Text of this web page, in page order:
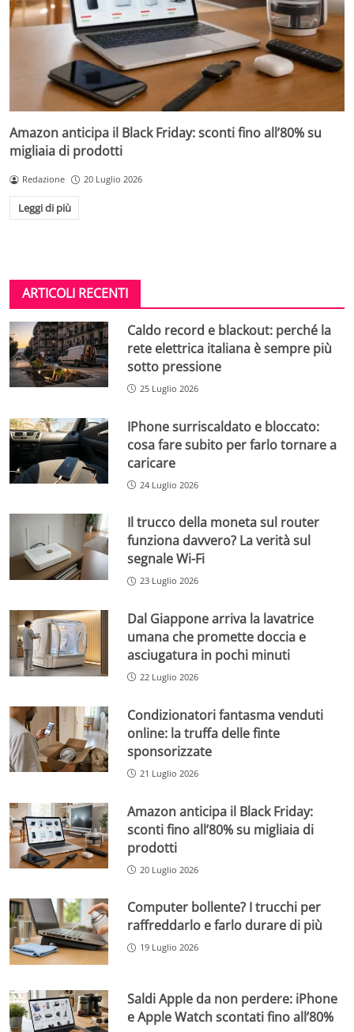
Amazon anticipa il Black Friday: sconti fino all’80% su
migliaia di prodotti
Redazione 20 Luglio 2026
Leggi di più
ARTICOLI RECENTI
Caldo record e blackout: perché la
rete elettrica italiana è sempre più
sotto pressione
25 Luglio 2026
IPhone surriscaldato e bloccato:
cosa fare subito per farlo tornare a
caricare
24 Luglio 2026
Il trucco della moneta sul router
funziona davvero? La verità sul
segnale Wi-Fi
23 Luglio 2026
Dal Giappone arriva la lavatrice
umana che promette doccia e
asciugatura in pochi minuti
22 Luglio 2026
Condizionatori fantasma venduti
online: la truffa delle finte
sponsorizzate
21 Luglio 2026
Amazon anticipa il Black Friday:
sconti fino all’80% su migliaia di
prodotti
20 Luglio 2026
Computer bollente? I trucchi per
raffreddarlo e farlo durare di più
19 Luglio 2026
Saldi Apple da non perdere: iPhone
e Apple Watch scontati fino all’80%